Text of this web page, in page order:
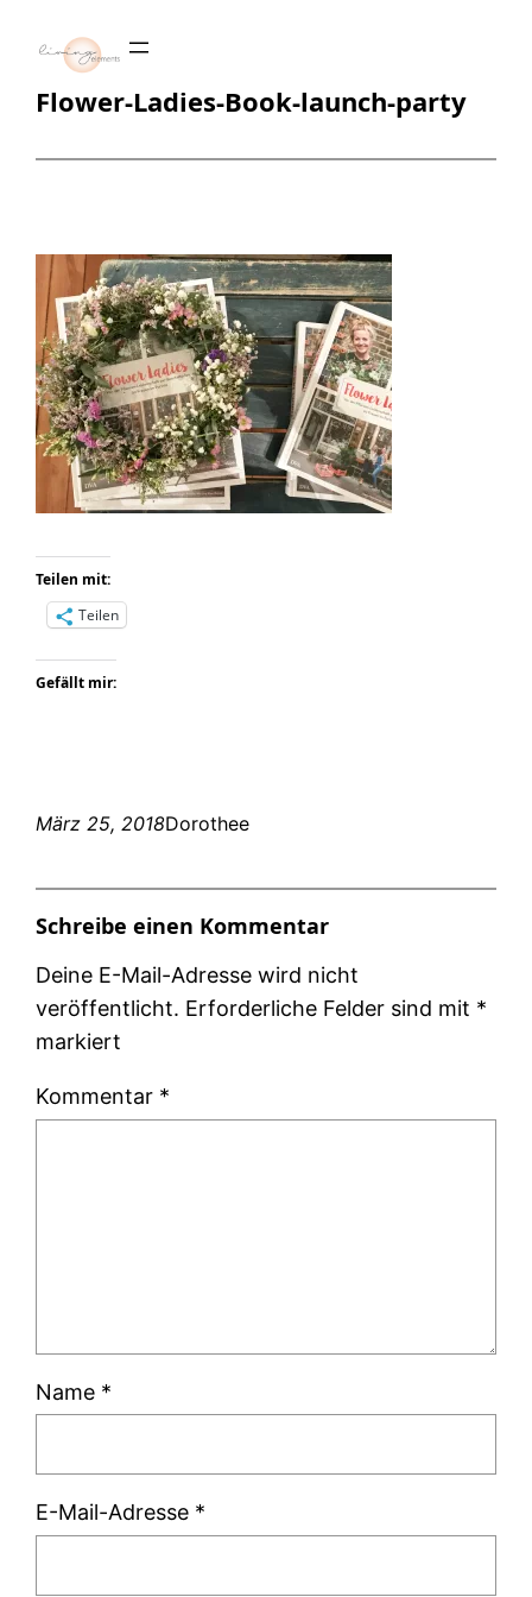
Inhalt
springen
Flower-Ladies-Book-launch-party
Teilen mit:
Teilen
Gefällt mir:
März 25, 2018Dorothee
Schreibe einen Kommentar
Deine E-Mail-Adresse wird nicht
veröffentlicht. Erforderliche Felder sind mit *
markiert
Kommentar *
Name *
E-Mail-Adresse *